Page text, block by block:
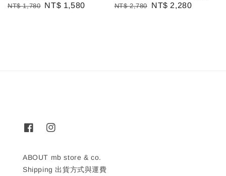
Regular
NT$ 1,780 Sale
NT$ 1,580
Regular
NT$ 2,780
Sale
NT$ 2,280
ABOUT mb store & co.
Shipping 出貨方式與運費